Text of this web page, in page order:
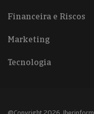
Financeira e Riscos
Marketing
Tecnologia